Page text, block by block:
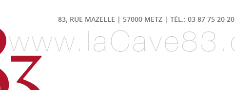
83, RUE MAZELLE | 57000 METZ | TÉL.: 03 87 75 20 20